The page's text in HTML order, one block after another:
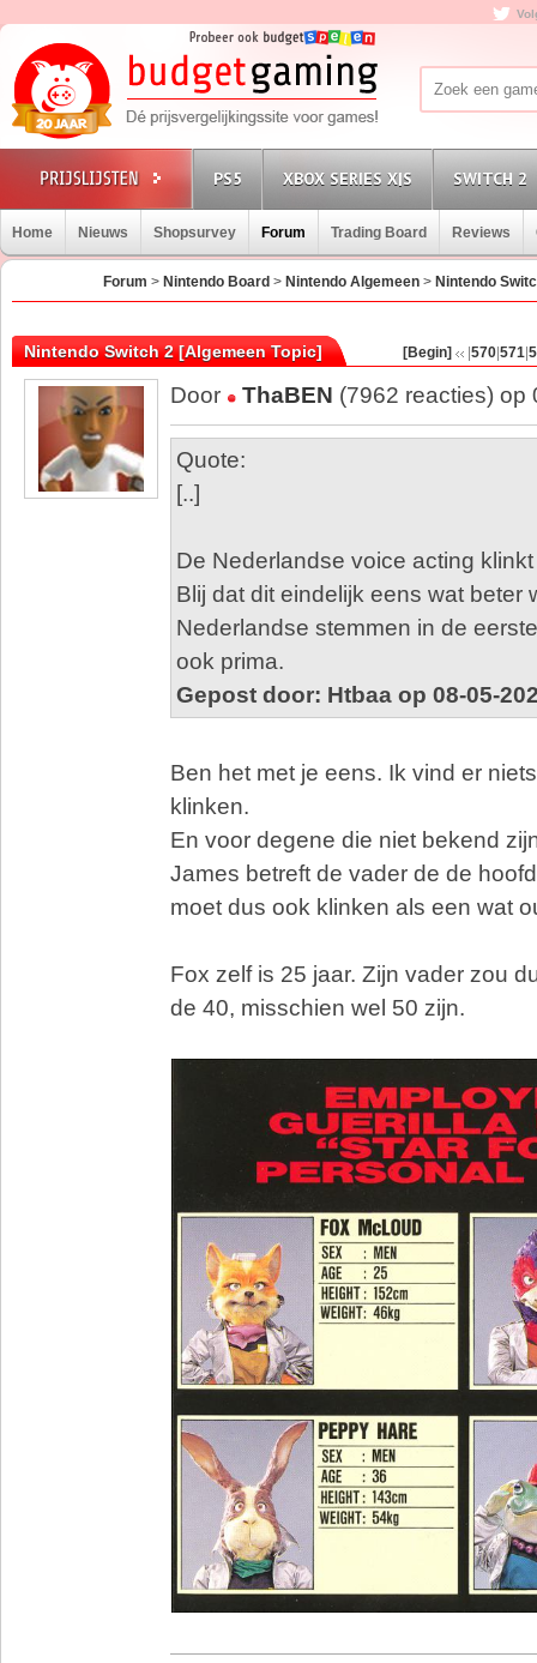
PS5 XBOX SERIES X|S SWITCH 2
Home Nieuws Shopsurvey Forum Trading Board Reviews
Forum > Nintendo Board > Nintendo Algemeen > Nintendo
Nintendo Switch 2 [Algemeen Topic] [Begin] 570 571
Door ThaBEN (7962 reacties) op
Quote:
[..]
De Nederlandse voice acting
Blij dat dit eindelijk eens wat beter
Nederlandse stemmen in de
ook prima.
Gepost door: Htbaa op 08-05-
Ben het met je eens. Ik vind er
klinken.
En voor degene die niet bekend
James betreft de vader de de
moet dus ook klinken als een wat
Fox zelf is 25 jaar. Zijn vader zou
de 40, misschien wel 50 zijn.